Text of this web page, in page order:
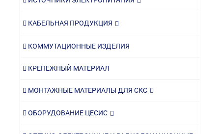
КАБЕЛЬНАЯ ПРОДУКЦИЯ
КОММУТАЦИОННЫЕ ИЗДЕЛИЯ
КРЕПЕЖНЫЙ МАТЕРИАЛ
МОНТАЖНЫЕ МАТЕРИАЛЫ ДЛЯ СКС
ОБОРУДОВАНИЕ ЦЕСИС